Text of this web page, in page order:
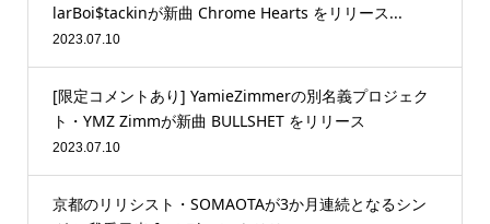
larBoi$tackinが新曲 Chrome Hearts をリリース...
2023.07.10
[限定コメントあり] YamieZimmerの別名義プロジェク
ト・YMZ Zimmが新曲 BULLSHET をリリース
2023.07.10
京都のリリシスト・SOMAOTAが3か月連続となるシン